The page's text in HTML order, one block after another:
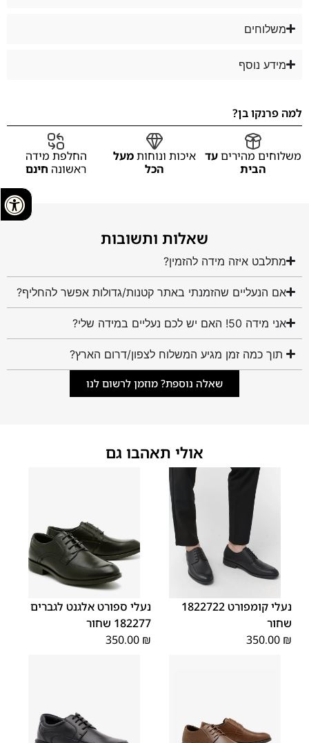
משלוחים
מידע נוסף
למה פרנקו בן?
משלוחים מהיריםעד
הבית
איכות ונוחותמעל
הכל
החלפת מידה
ראשונה חינם
שאלות ותשובות
מתלבט איזה מידה להזמין?
אם הנעליים שהזמנתי באתר קטנות/גדולות אפשר להחליף?
אני מידה 50! האם יש לכם נעליים במידה שלי?
תוך כמה זמן מגיע המשלוח לצפון/דרום הארץ?
שאלה נוספת? מוזמן לרשום לנו
אולי תאהבו גם
39
40
43
44
נעלי קומפורט 1822722
שחור
350.00 ₪
40
41
42
43
44
נעלי ספורט אלגנט לגברים
182277 שחור
350.00 ₪